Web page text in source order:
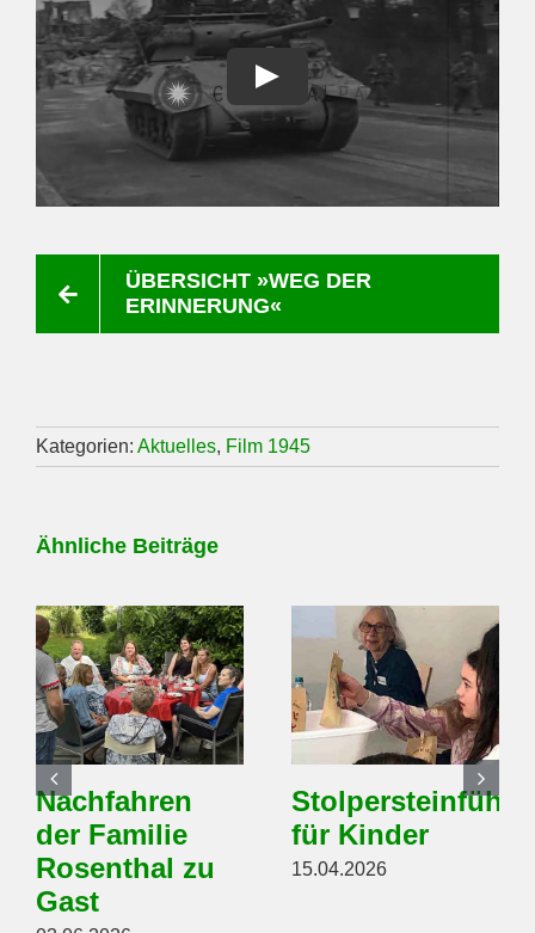
ÜBERSICHT »WEG DER
ERINNERUNG«
Kategorien: Aktuelles, Film 1945
Ähnliche Beiträge
Nachfahren
der Familie
Rosenthal zu
Gast
für Kinder
15.04.2026